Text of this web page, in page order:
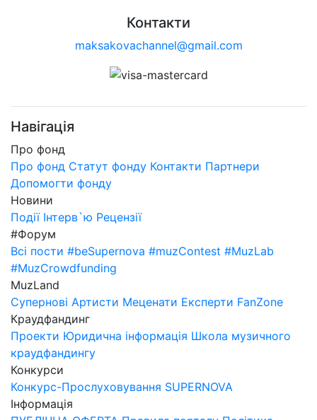
Контакти
maksakovachannel@gmail.com
Навігація
Про фонд
Про фонд Статут фонду Контакти Партнери
Допомогти фонду
Новини
Події Інтерв`ю Рецензії
#Форум
Всі пости #beSupernova #muzContest #MuzLab
#MuzCrowdfunding
MuzLand
Супернові Артисти Меценати Експерти FanZone
Краудфандинг
Проекти Юридична інформація Школа музичного
краудфандингу
Конкурси
Конкурс-Прослуховування SUPERNOVA
Інформація